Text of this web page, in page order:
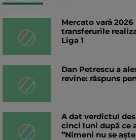
Mercato vară
transferurile
Liga 1
Dan Petrescu a
revine: răspuns
A dat verdictul
cinci luni după ce
”Nimeni nu se